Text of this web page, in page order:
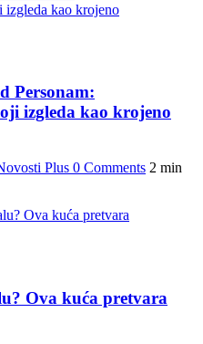
Personam:
izgleda kao krojeno
Plus 0 Comments 2 min
Ova kuća pretvara